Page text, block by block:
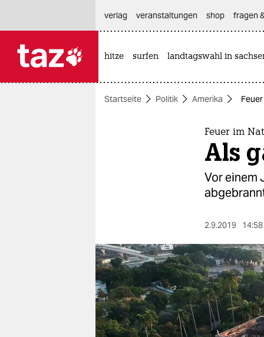
themen
berlin
nord
wahrheit
verlag
veranstaltungen shop fragen
hitze surfen landtagswahl in
Startseite Politik Amerika
Feuer im
Als
Vor einem
2.9.2019